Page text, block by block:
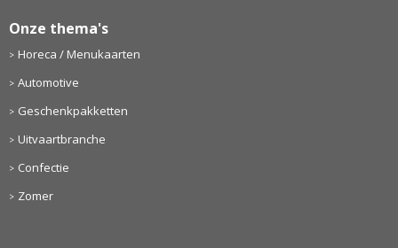
Onze thema's
Horeca / Menukaarten
Automotive
Geschenkpakketten
Uitvaartbranche
Confectie
Zomer